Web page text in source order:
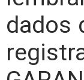
dados